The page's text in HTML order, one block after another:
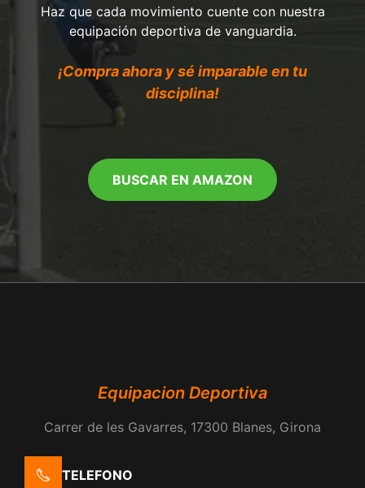
Haz que cada movimiento cuente con nuestra
equipación deportiva de vanguardia.
¡Compra ahora y sé imparable en tu
disciplina!
BUSCAR EN AMAZON
Equipacion Deportiva
Carrer de les Gavarres, 17300 Blanes, Girona
TELEFONO